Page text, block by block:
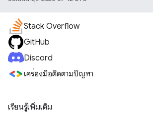
Stack Overflow
GitHub
Discord
เครื่องมือติดตามปัญหา
เรียนรู้เพิ่มเติม